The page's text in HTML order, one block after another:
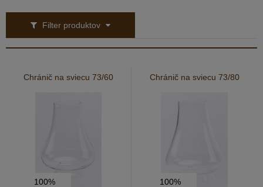
Filter produktov
Chránič na sviecu 73/60
100%
Chránič na sviecu 73/80
100%